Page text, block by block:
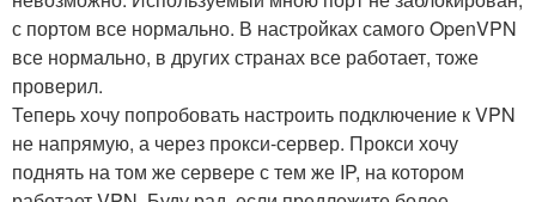
с портом все нормально. В настройках самого OpenVPN
все нормально, в других странах все работает, тоже
проверил.
Теперь хочу попробовать настроить подключение к VPN
не напрямую, а через прокси-сервер. Прокси хочу
поднять на том же сервере с тем же IP, на котором